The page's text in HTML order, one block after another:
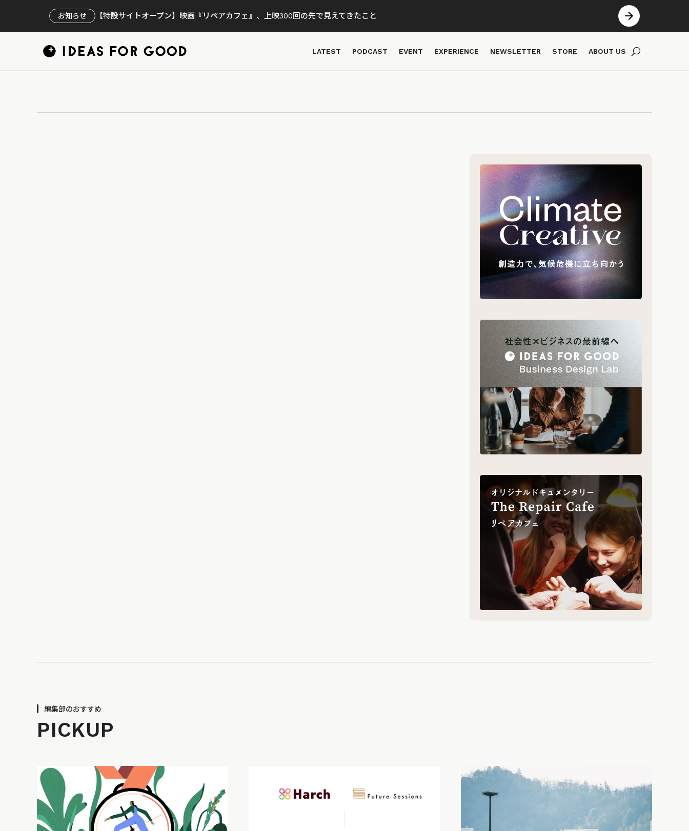
お知らせ 【特設サイトオープン】映画『リペアカフェ』、上映300回の先で見えてきたこと
LATEST PODCAST EVENT EXPERIENCE NEWSLETTER STORE ABOUT US
編集部のおすすめ
PICKUP